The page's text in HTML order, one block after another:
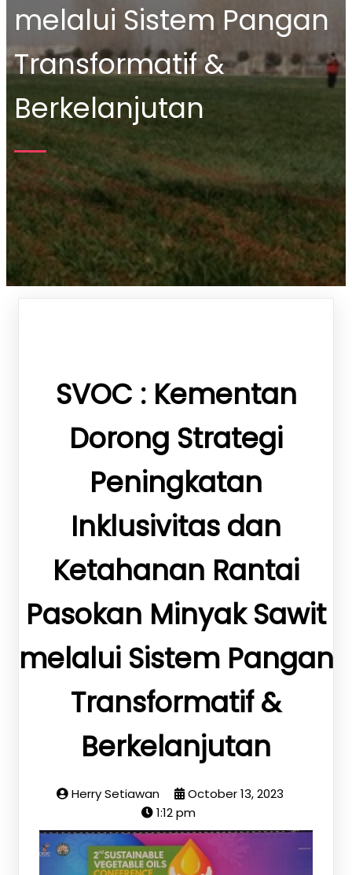
melalui Sistem Pangan
Transformatif &
Berkelanjutan
SVOC : Kementan
Dorong Strategi
Peningkatan
Inklusivitas dan
Ketahanan Rantai
Pasokan Minyak Sawit
melalui Sistem Pangan
Transformatif &
Berkelanjutan
Herry Setiawan
October 13, 2023
1:12 pm